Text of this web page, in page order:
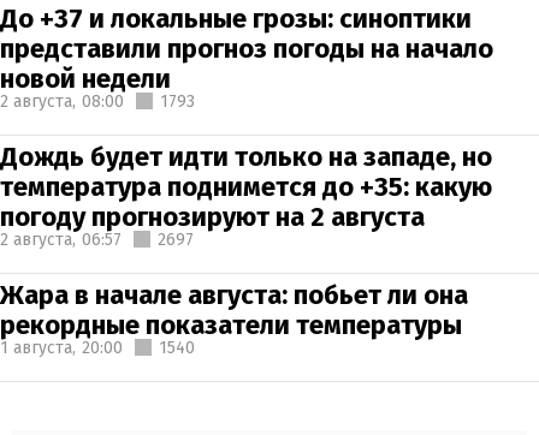
До +37 и локальные грозы: синоптики
представили прогноз погоды на начало
новой недели
2 августа, 08:00 1793
Дождь будет идти только на западе, но
температура поднимется до +35: какую
погоду прогнозируют на 2 августа
2 августа, 06:57 2697
Жара в начале августа: побьет ли она
рекордные показатели температуры
1 августа, 20:00 1540